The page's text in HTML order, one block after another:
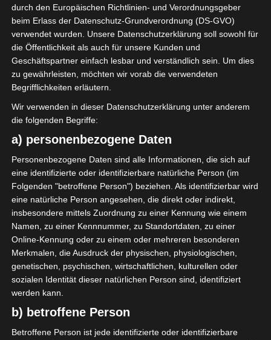
x
durch den Europäischen Richtlinien- und Verordnungsgeber
beim Erlass der Datenschutz-Grundverordnung (DS-GVO)
verwendet wurden. Unsere Datenschutzerklärung soll sowohl für
die Öffentlichkeit als auch für unsere Kunden und
Geschäftspartner einfach lesbar und verständlich sein. Um dies
zu gewährleisten, möchten wir vorab die verwendeten
Begrifflichkeiten erläutern.
Wir verwenden in dieser Datenschutzerklärung unter anderem
die folgenden Begriffe:
a) personenbezogene Daten
Personenbezogene Daten sind alle Informationen, die sich auf
eine identifizierte oder identifizierbare natürliche Person (im
Folgenden "betroffene Person") beziehen. Als identifizierbar wird
eine natürliche Person angesehen, die direkt oder indirekt,
insbesondere mittels Zuordnung zu einer Kennung wie einem
Namen, zu einer Kennnummer, zu Standortdaten, zu einer
Online-Kennung oder zu einem oder mehreren besonderen
Merkmalen, die Ausdruck der physischen, physiologischen,
genetischen, psychischen, wirtschaftlichen, kulturellen oder
sozialen Identität dieser natürlichen Person sind, identifiziert
werden kann.
b) betroffene Person
Betroffene Person ist jede identifizierte oder identifizierbare